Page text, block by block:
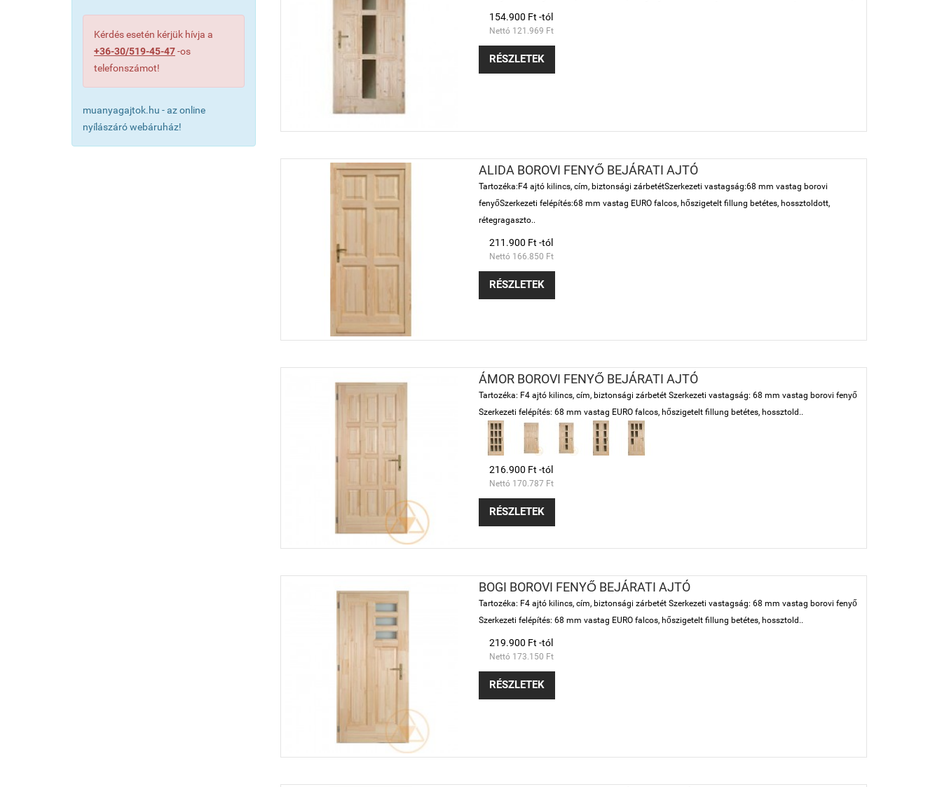
Kérdés esetén kérjük hívja a
+36-30/519-45-47-os
telefonszámot!
muanyagajtok.hu - az online
nyílászáró webáruház!
154.900 Ft -tól
Nettó 121.969 Ft
RÉSZLETEK
ALIDA BOROVI FENYŐ BEJÁRATI AJTÓ
Tartozéka:F4 ajtó kilincs, cím, biztonsági zárbetétSzerkezeti vastagság:68 mm vastag borovi
fenyőSzerkezeti felépítés:68 mm vastag EURO falcos, hőszigetelt fillung betétes, hossztoldott,
rétegragaszto..
211.900 Ft -tól
Nettó 166.850 Ft
RÉSZLETEK
ÁMOR BOROVI FENYŐ BEJÁRATI AJTÓ
Tartozéka: F4 ajtó kilincs, cím, biztonsági zárbetét Szerkezeti vastagság: 68 mm vastag borovi fenyő
Szerkezeti felépítés: 68 mm vastag EURO falcos, hőszigetelt fillung betétes, hossztold..
216.900 Ft -tól
Nettó 170.787 Ft
RÉSZLETEK
BOGI BOROVI FENYŐ BEJÁRATI AJTÓ
Tartozéka: F4 ajtó kilincs, cím, biztonsági zárbetét Szerkezeti vastagság: 68 mm vastag borovi fenyő
Szerkezeti felépítés: 68 mm vastag EURO falcos, hőszigetelt fillung betétes, hossztold..
219.900 Ft -tól
Nettó 173.150 Ft
RÉSZLETEK